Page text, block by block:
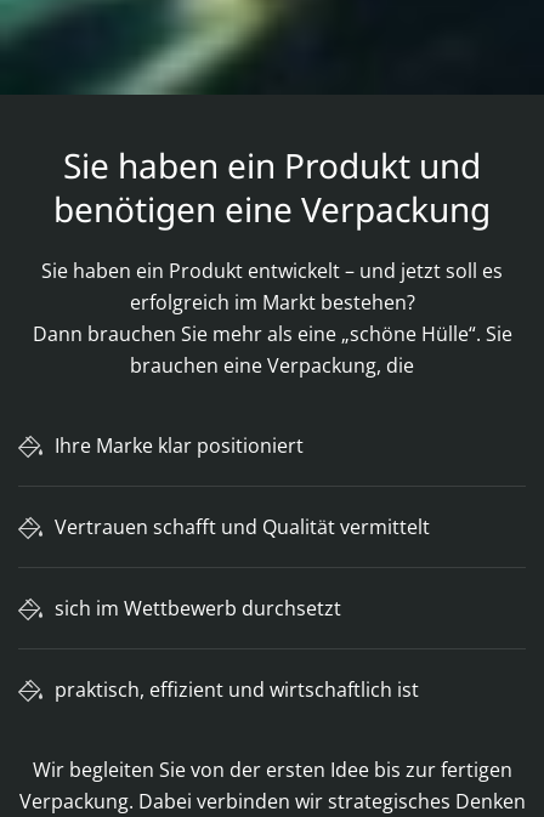
Sie haben ein Produkt und
benötigen eine Verpackung
Sie haben ein Produkt entwickelt – und jetzt soll es
erfolgreich im Markt bestehen?
Dann brauchen Sie mehr als eine „schöne Hülle“. Sie
brauchen eine Verpackung, die
Ihre Marke klar positioniert
Vertrauen schafft und Qualität vermittelt
sich im Wettbewerb durchsetzt
praktisch, effizient und wirtschaftlich ist
Wir begleiten Sie von der ersten Idee bis zur fertigen
Verpackung. Dabei verbinden wir strategisches Denken